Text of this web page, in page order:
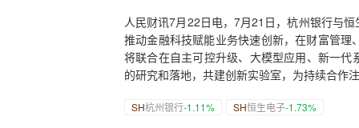
人民财讯7月22日电，7月21日，杭州银行与
推动金融科技赋能业务快速创新，在财富管
将联合在自主可控升级、大模型应用、新一
的研究和落地，共建创新实验室，为持续合作
SH杭州银行-1.11% SH恒生电子-1.73%